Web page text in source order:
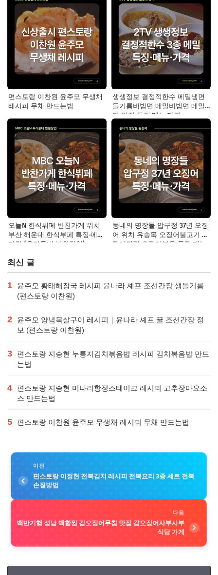
편스토랑 이찬원 윤주모 무생채
레시피 무채 만드는법
생생정보 결정적한수 메밀냉면
들기름비빔면 메밀비빔면 메밀
면 맛집 특징·메뉴·가격
오늘N 한식뷔페 반찬가게 위치
부산 해운대 한식부페 특징·메뉴·
가격 (우리동네 반찬장인)
동네의 명장들 압구정 37년 오징
어 위치 유승목 오징어불고기 오
징어튀김 오징어볶음 특징·메뉴·
최신 글
1
윤주모 황태해장국 레시피 윤나라 셰프 조선간장 생들기름
(편스토랑 이찬원)
2
윤주모 양념목살구이 레시피｜윤나라 셰프 꿀 조선간장 정
보 (편스토랑 이찬원)
3
편스토랑 지승현 누룽지김치볶음밥 레시피 김치볶음밥 만드
는법
4
편스토랑 지승현 미나리항정스테이크 레시피 고추장마요소
스 만드는법
5 편스토랑 이찬원 윤주모 무생채 레시피 무채 만드는법
이전
편스토랑 이정현 전복김치 레시피 전복요리 3종 세트 전복
손질방법
다음
백반기행 성남 백합찜 갑오징어무침 맛집 갑오징어샤부샤부
식당 가게